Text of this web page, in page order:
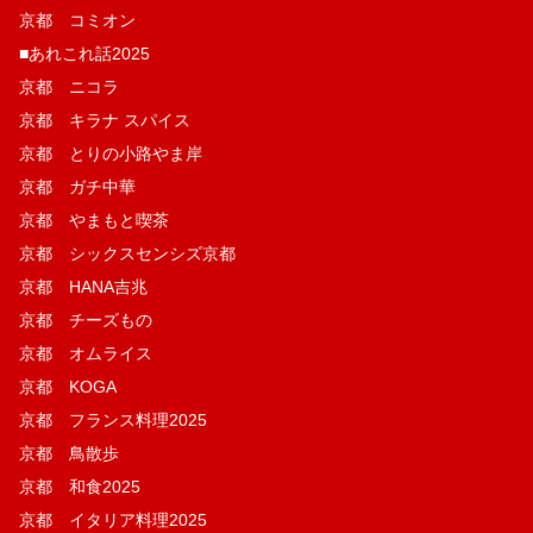
京都 コミオン
■あれこれ話2025
京都 ニコラ
京都 キラナ スパイス
京都 とりの小路やま岸
京都 ガチ中華
京都 やまもと喫茶
京都 シックスセンシズ京都
京都 HANA吉兆
京都 チーズもの
京都 オムライス
京都 KOGA
京都 フランス料理2025
京都 鳥散歩
京都 和食2025
京都 イタリア料理2025